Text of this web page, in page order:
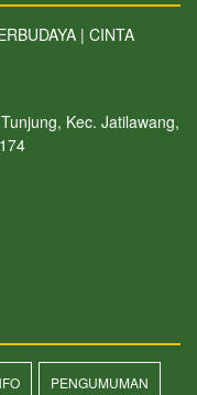
| CINTA
Kec. Jatilawang,
PENGUMUMAN